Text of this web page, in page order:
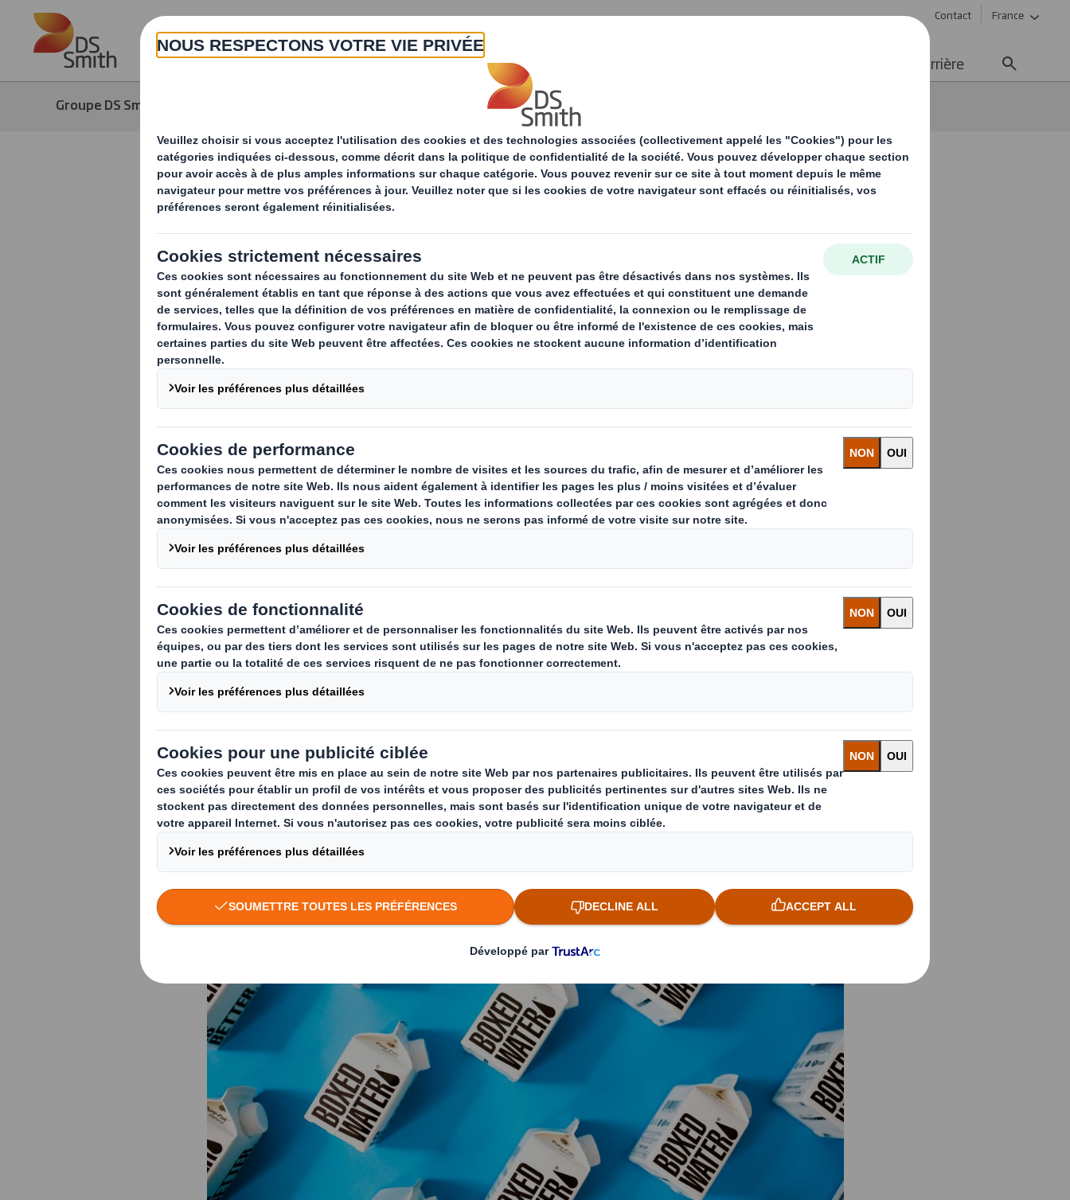
Skip to main content Contact France
A propos Produits & Services Carrière
Groupe DS Smith L'éco-conception : nouvel eldorado ou simple tendance ?
L'éco-conception : nouvel eldorado ou
simple tendance ?
L'éco-conception, est une méthode de conception de produits.
Elle vise à réduire l'impact environnemental tout au long du
cycle de vie d'un produit, de la production à sa fin de vie utile. En
intégrant des critères environnementaux dès la phase de
conception, les entreprises peuvent réduire la consommation
d'énergie et de matières premières. Elles minimisent la
production de déchets et contribuent à la protection de
l'environnement.
L'éco-conception présente également des avantages économiques pour les
entreprises, comme la réduction des coûts de production et l'amélioration de l'image
de marque.